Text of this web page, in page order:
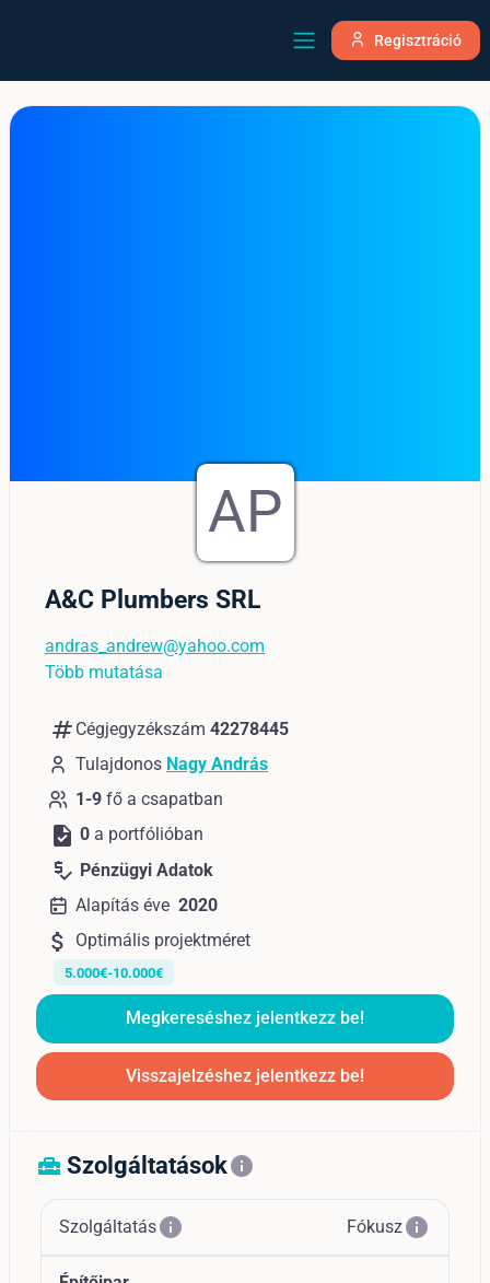
Regisztráció
AP
A&C Plumbers SRL
andras_andrew@yahoo.com
Több mutatása
numbers Cégjegyzékszám 42278445
Tulajdonos Nagy András
1-9 fő a csapatban
task 0 a portfólióban
price_check Pénzügyi Adatok
Alapítás éve 2020
attach_money Optimális projektméret
5.000€-10.000€
Megkereséshez jelentkezz be!
Visszajelzéshez jelentkezz be!
home_repair_service Szolgáltatásokinfo
Szolgáltatásinfo Fókuszinfo